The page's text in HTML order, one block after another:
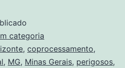
categoria
, coprocessamento,
, MG, Minas Gerais, perigosos,